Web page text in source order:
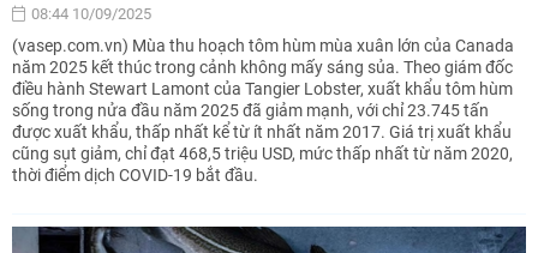
08:44 10/09/2025
(vasep.com.vn) Mùa thu hoạch tôm hùm mùa xuân lớn của Canada
năm 2025 kết thúc trong cảnh không mấy sáng sủa. Theo giám đốc
điều hành Stewart Lamont của Tangier Lobster, xuất khẩu tôm hùm
sống trong nửa đầu năm 2025 đã giảm mạnh, với chỉ 23.745 tấn
được xuất khẩu, thấp nhất kể từ ít nhất năm 2017. Giá trị xuất khẩu
cũng sụt giảm, chỉ đạt 468,5 triệu USD, mức thấp nhất từ năm 2020,
thời điểm dịch COVID-19 bắt đầu.